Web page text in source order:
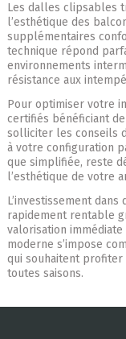
Les dalles clipsables
l’esthétique des
supplémentaires
technique répond
environnements
résistance aux
Pour optimiser votre
certifiés bénéficiant
solliciter les conseils
à votre configuration
que simplifiée, reste
l’esthétique de votre
L’investissement
rapidement rentable
valorisation
moderne s’impose
qui souhaitent
toutes saisons.